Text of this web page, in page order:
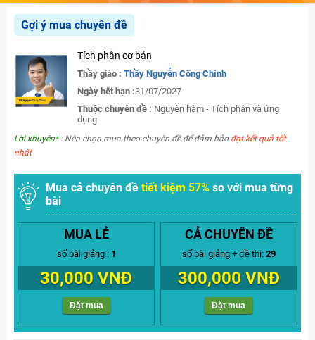
Gợi ý mua chuyên đề
Tích phân cơ bản
Thầy giáo : Thầy Nguyễn Công Chính
Ngày hết hạn :31/07/2027
Thuộc chuyên đề : Nguyên hàm - Tích phân và ứng
dụng
Lời khuyên*: Nên chọn mua theo chuyên đề để đảm bảo đạt kết quả tốt
nhất
Mua cả chuyên đề tiết kiệm 57% so với mua từng
bài
MUA LẺ
số bài giảng : 1
30,000 VNĐ
Đặt mua
CẢ CHUYÊN ĐỀ
số bài giảng + đề thi: 29
300,000 VNĐ
Đặt mua